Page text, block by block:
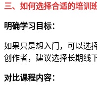
三、如何选择合适的培训
明确学习目标：
如果只是想入门，可以选
创作者，建议选择长期线
对比课程内容：